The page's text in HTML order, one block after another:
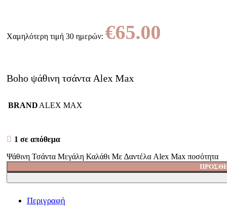
Χαμηλότερη τιμή 30 ημερών: €65.00
Boho ψάθινη τσάντα Alex Max
BRAND ALEX MAX
1 σε απόθεμα
Ψάθινη Τσάντα Μεγάλη Καλάθι Με Δαντέλα Alex Max ποσότητα
Περιγραφή